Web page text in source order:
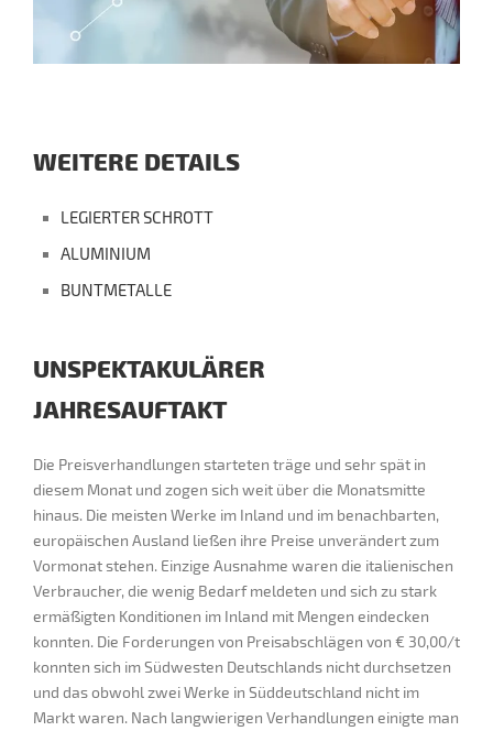
WEITERE DETAILS
LEGIERTER SCHROTT
ALUMINIUM
BUNTMETALLE
UNSPEKTAKULÄRER
JAHRESAUFTAKT
Die Preisverhandlungen starteten träge und sehr spät in
diesem Monat und zogen sich weit über die Monatsmitte
hinaus. Die meisten Werke im Inland und im benachbarten,
europäischen Ausland ließen ihre Preise unverändert zum
Vormonat stehen. Einzige Ausnahme waren die italienischen
Verbraucher, die wenig Bedarf meldeten und sich zu stark
ermäßigten Konditionen im Inland mit Mengen eindecken
konnten. Die Forderungen von Preisabschlägen von € 30,00/t
konnten sich im Südwesten Deutschlands nicht durchsetzen
und das obwohl zwei Werke in Süddeutschland nicht im
Markt waren. Nach langwierigen Verhandlungen einigte man